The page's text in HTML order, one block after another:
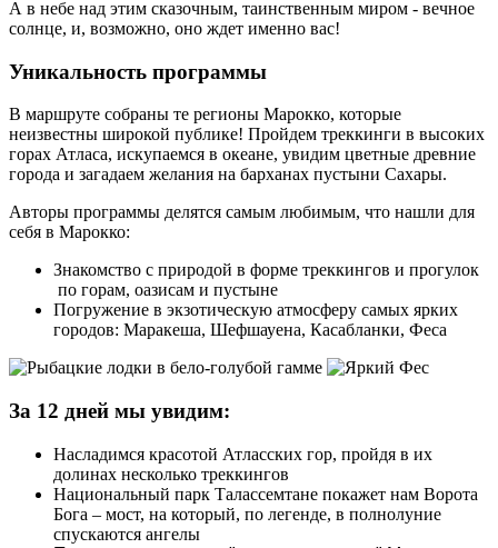
А в небе над этим сказочным, таинственным миром - вечное
солнце, и, возможно, оно ждет именно вас!
Уникальность программы
В маршруте собраны те регионы Марокко, которые
неизвестны широкой публике! Пройдем треккинги в высоких
горах Атласа, искупаемся в океане, увидим цветные древние
города и загадаем желания на барханах пустыни Сахары.
Авторы программы делятся самым любимым, что нашли для
себя в Марокко:
Знакомство с природой в форме треккингов и прогулок
по горам, оазисам и пустыне
Погружение в экзотическую атмосферу самых ярких
городов: Маракеша, Шефшауена, Касабланки, Феса
За 12 дней мы увидим:
Насладимся красотой Атласских гор, пройдя в их
долинах несколько треккингов
Национальный парк Талассемтане покажет нам Ворота
Бога – мост, на который, по легенде, в полнолуние
спускаются ангелы